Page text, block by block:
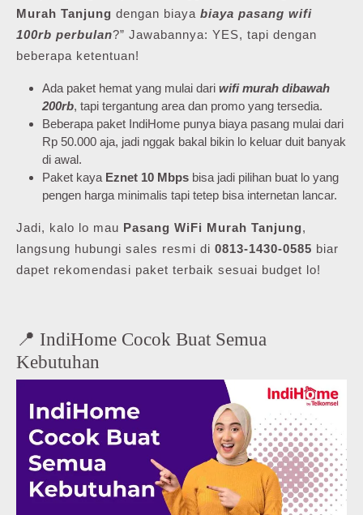
Murah Tanjung dengan biaya biaya pasang wifi
100rb perbulan?” Jawabannya: YES, tapi dengan
beberapa ketentuan!
Ada paket hemat yang mulai dari wifi murah dibawah
200rb, tapi tergantung area dan promo yang tersedia.
Beberapa paket IndiHome punya biaya pasang mulai dari
Rp 50.000 aja, jadi nggak bakal bikin lo keluar duit banyak
di awal.
Paket kaya Eznet 10 Mbps bisa jadi pilihan buat lo yang
pengen harga minimalis tapi tetep bisa internetan lancar.
Jadi, kalo lo mau Pasang WiFi Murah Tanjung,
langsung hubungi sales resmi di 0813-1430-0585 biar
dapet rekomendasi paket terbaik sesuai budget lo!
📍 IndiHome Cocok Buat Semua
Kebutuhan